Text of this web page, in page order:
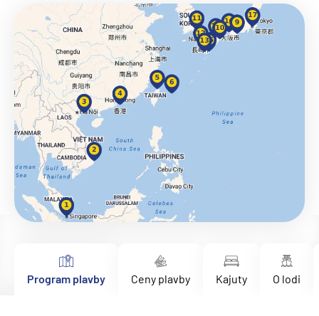
Program plavby Ceny plavby Kajuty O lodi